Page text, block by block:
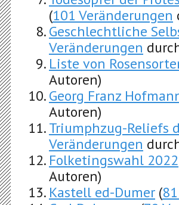
(101 Veränderungen
Geschlechtliche
Veränderungen
Liste von
Autoren)
Georg Franz
Autoren)
Triumphzug-Reliefs
Veränderungen
Folketingswahl 2022
Autoren)
Kastell ed-Dumer (